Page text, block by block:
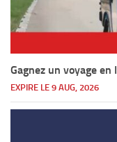
Gagnez un voyage
EXPIRE LE 9 AUG, 2026